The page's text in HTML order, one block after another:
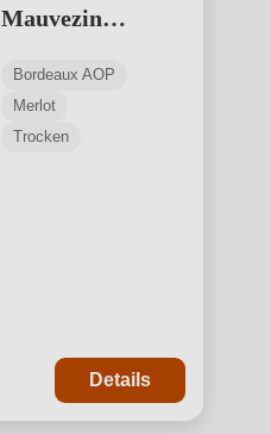
Mauvezin
Bordeaux AOP
Merlot
Trocken
Details